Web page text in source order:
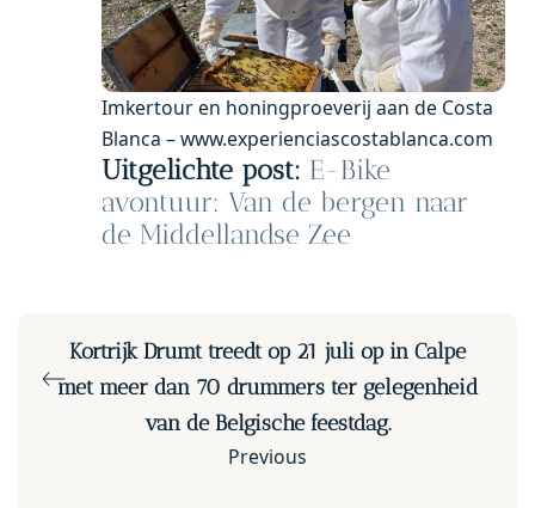
Imkertour en honingproeverij aan de Costa
Blanca – www.experienciascostablanca.com
Uitgelichte post: E-Bike
avontuur: Van de bergen naar
de Middellandse Zee
Kortrijk Drumt treedt op 21 juli op in Calpe
met meer dan 70 drummers ter gelegenheid
van de Belgische feestdag.
Previous